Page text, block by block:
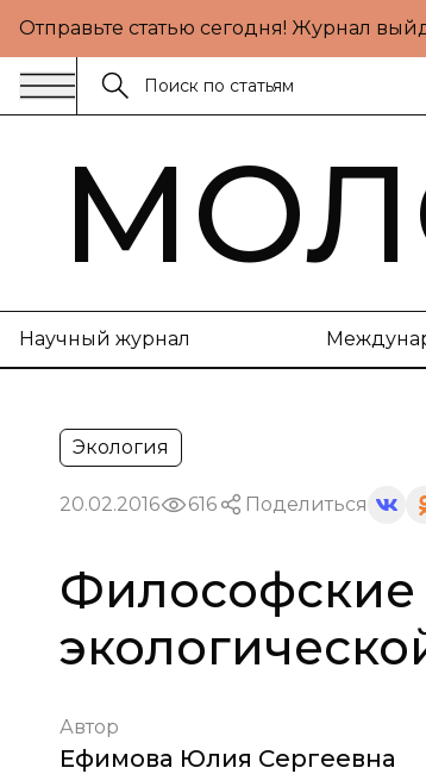
Отправьте статью сегодня! Журнал
Научный журнал
Экология
20.02.2016 616 Поделиться
Философские
Автор
Ефимова Юлия Сергеевна